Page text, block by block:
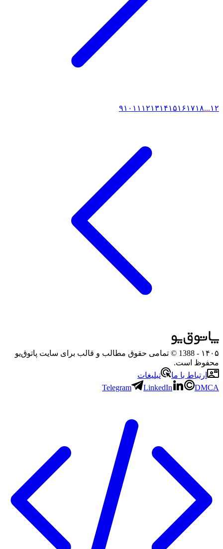
۱۲ ... ۹۱۰ ۱۱ ۱۲۱۳۱۴۱۵۱۶۱۷۱۸
۱۴۰۵
- 1388 © تمامی حقوق مطالب و قالب برای سایت پاتوق‌یو
محفوظ است.
ارتباط با ما
تبلیغات
Telegram
LinkedIn DMCA